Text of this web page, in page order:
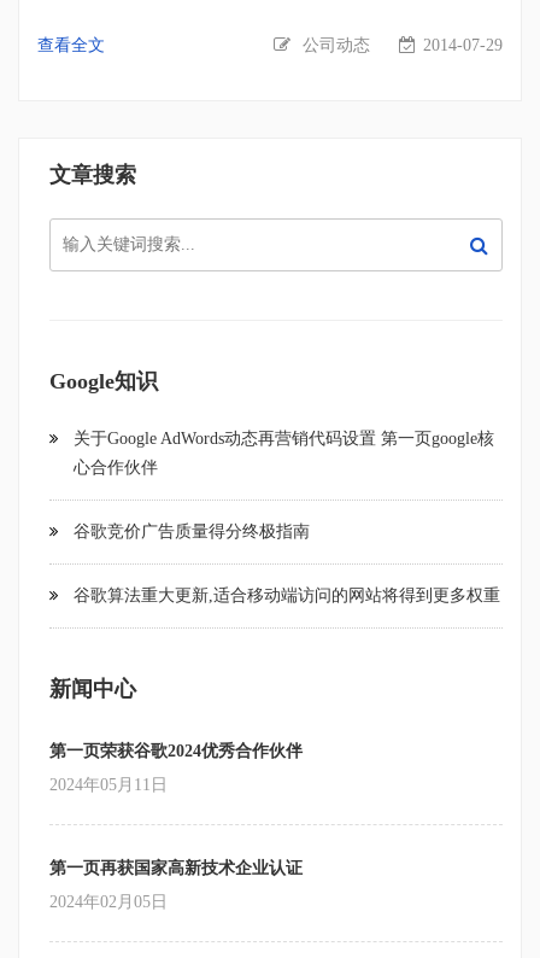
查看全文 公司动态 2014-07-29
文章搜索
Google知识
关于Google AdWords动态再营销代码设置 第一页google核
心合作伙伴
谷歌竞价广告质量得分终极指南
谷歌算法重大更新,适合移动端访问的网站将得到更多权重
新闻中心
第一页荣获谷歌2024优秀合作伙伴
2024年05月11日
第一页再获国家高新技术企业认证
2024年02月05日